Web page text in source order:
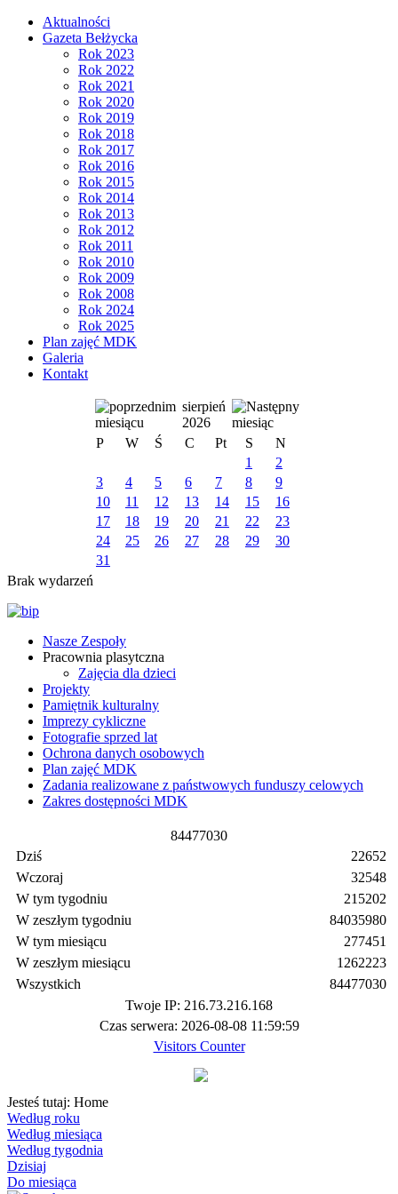
Aktualności
Gazeta Bełżycka
Rok 2023
Rok 2022
Rok 2021
Rok 2020
Rok 2019
Rok 2018
Rok 2017
Rok 2016
Rok 2015
Rok 2014
Rok 2013
Rok 2012
Rok 2011
Rok 2010
Rok 2009
Rok 2008
Rok 2024
Rok 2025
Plan zajęć MDK
Galeria
Kontakt
sierpień
2026
P
W Ś C Pt S
N
1
2
3
4 5 6 7 8
9
10
11 12 13 14 15
16
17
18 19 20 21 22
23
24
25 26 27 28 29
30
31
Brak wydarzeń
Nasze Zespoły
Pracownia plasytczna
Zajęcia dla dzieci
Projekty
Pamiętnik kulturalny
Imprezy cykliczne
Fotografie sprzed lat
Ochrona danych osobowych
Plan zajęć MDK
Zadania realizowane z państwowych funduszy celowych
Zakres dostępności MDK
84477030
Dziś
Wczoraj
W tym tygodniu
W zeszłym tygodniu
W tym miesiącu
W zeszłym miesiącu
Wszystkich
22652
32548
215202
84035980
277451
1262223
84477030
Twoje IP: 216.73.216.168
Czas serwera: 2026-08-08 11:59:59
Visitors Counter
Jesteś tutaj: Home
Według roku
Według miesiąca
Według tygodnia
Dzisiaj
Do miesiąca